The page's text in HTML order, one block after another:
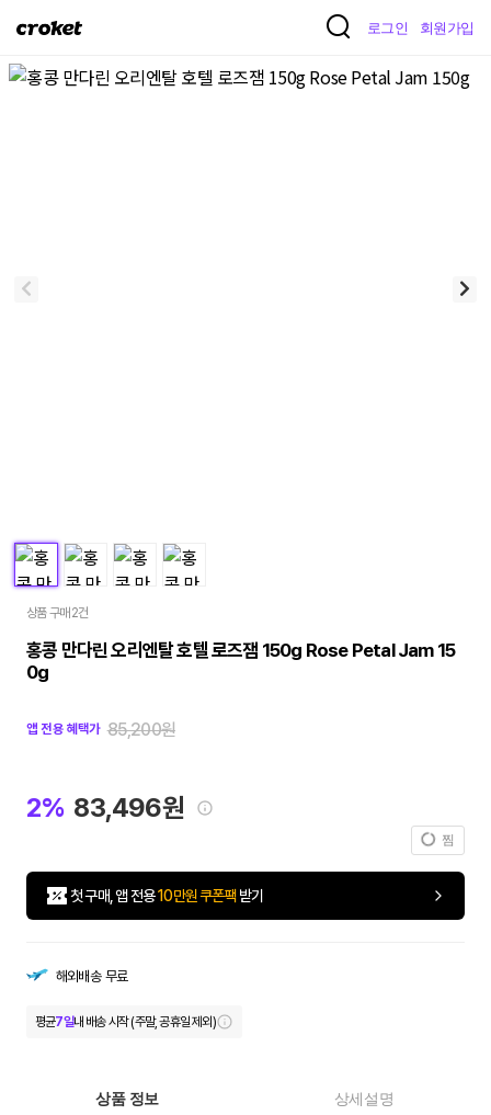
크
켓
로그인 회원가입
상품 구매 2건
홍콩 만다린 오리엔탈 호텔 로즈잼 150g Rose Petal Jam 15
0g
앱 전용 혜택가 85,200원
2% 83,496원
찜
첫 구매, 앱 전용10만원 쿠폰팩 받기
해외배송 무료
평균7일내 배송 시작 (주말, 공휴일 제외)
상품 정보 상세설명